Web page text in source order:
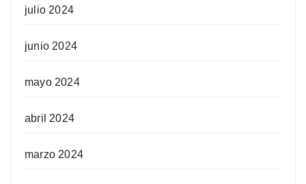
julio 2024
junio 2024
mayo 2024
abril 2024
marzo 2024